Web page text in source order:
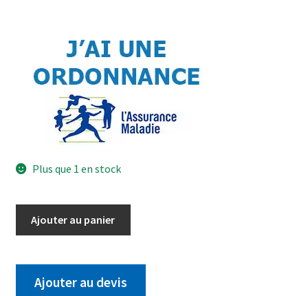
Plus que 1 en stock
Ajouter au panier
Ajouter au devis